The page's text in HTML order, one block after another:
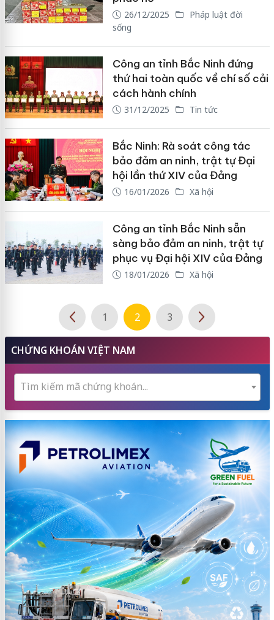
26/12/2025
Pháp luật đời
sống
Công an tỉnh Bắc Ninh đứng
thứ hai toàn quốc về chí số cải
cách hành chính
31/12/2025 Tin tức
Bắc Ninh: Rà soát công tác
bảo đảm an ninh, trật tự Đại
hội lần thứ XIV của Đảng
16/01/2026 Xã hội
Công an tỉnh Bắc Ninh sẵn
sàng bảo đảm an ninh, trật tự
phục vụ Đại hội XIV của Đảng
18/01/2026 Xã hội
1 2 3
CHỨNG KHOÁN VIỆT NAM
Tìm kiếm mã chứng khoán...